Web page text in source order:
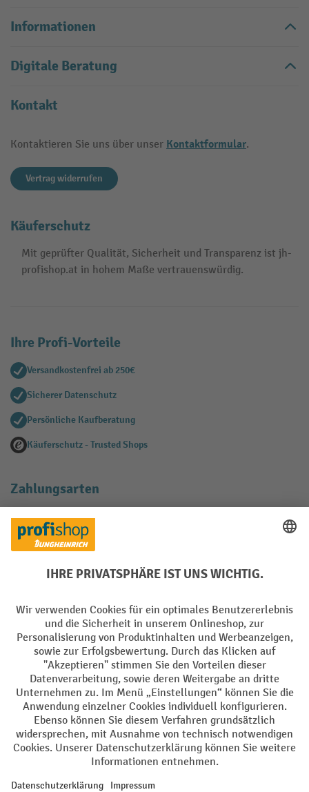
Informationen
Digitale Beratung
Kontakt
Kontaktieren Sie uns über unser Kontaktformular.
Vertrag widerrufen
Käuferschutz
Mit geprüfter Qualität, Sicherheit und Transparenz ist jh-
profishop.at in hohem Maße vertrauenswürdig.
Ihre Profi-Vorteile
Versandkostenfrei ab 250€
Sicherer Datenschutz
Persönliche Kaufberatung
Käuferschutz - Trusted Shops
Zahlungsarten
Creditcard (Master)
Facebook
YouTube
LinkedIn
Instagram
AGB Impressum Datenschutz
Barrierefreiheit Privacy Settings
Alle Preise exkl. gesetzl. Mehrwertsteuer zzgl.Versandkosten und ggf.
Nachnahmegebühren, wenn nicht anders angegeben.